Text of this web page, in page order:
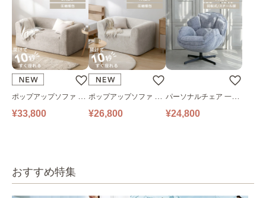
ポップアップソファ ソ
ファ フロアソファ 幅14
¥33,800
ポップアップソファ ソ
ファ フロアソファ 幅10
¥26,800
パーソナルチェア 一人
掛けソファ O’HANA ソ
¥24,800
おすすめ特集